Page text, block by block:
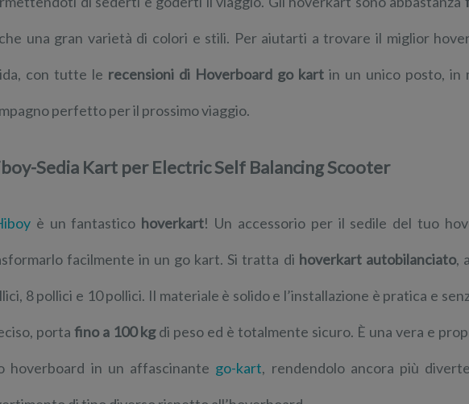
una gran varietà di colori e stili. Per aiutarti a trovare il miglior
con tutte le recensioni di Hoverboard go kart in un unico posto,
perfetto per il prossimo viaggio.
Sedia Kart per Electric Self Balancing Scooter
è un fantastico hoverkart! Un accessorio per il sedile del tuo
facilmente in un go kart. Si tratta di hoverkart autobilanciato,
8 pollici e 10 pollici. Il materiale è solido e l’installazione è pratica e
porta fino a 100 kgdi peso ed è totalmente sicuro. È una vera e
hoverboard in un affascinante go-kart, rendendolo ancora più